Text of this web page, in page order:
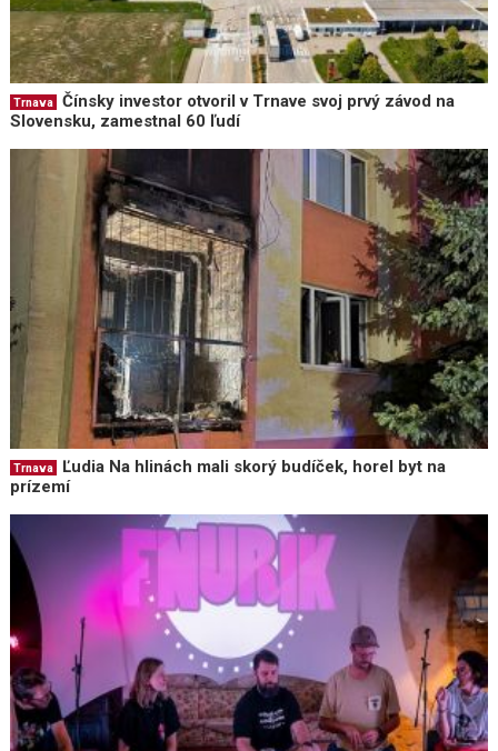
Trnava
Čínsky investor otvoril v Trnave svoj prvý závod na
Slovensku, zamestnal 60 ľudí
Trnava
Ľudia Na hlinách mali skorý budíček, horel byt na
prízemí